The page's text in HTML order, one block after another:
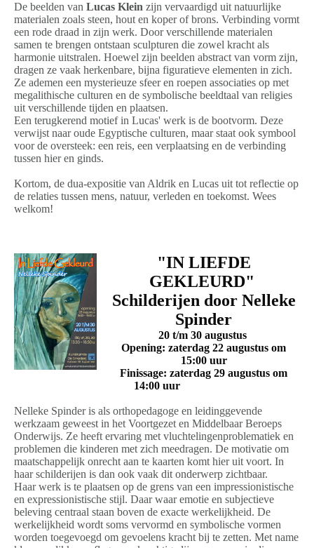
De beelden van Lucas Klein zijn vervaardigd uit natuurlijke
materialen zoals steen, hout en koper of brons. Verbinding vormt
een rode draad in zijn werk. Door verschillende materialen
samen te brengen ontstaan sculpturen die zowel kracht als
harmonie uitstralen. Hoewel zijn beelden abstract van vorm zijn,
dragen ze vaak herkenbare, bijna figuratieve elementen in zich.
Ze ademen een mysterieuze sfeer en roepen associaties op met
megalithische culturen en de symbolische beeldtaal van religies
uit verschillende tijden en plaatsen.
Een terugkerend motief in Lucas' werk is de bootvorm. Deze
verwijst naar oude Egyptische culturen, maar staat ook symbool
voor de oversteek: een reis, een verplaatsing en de verbinding
tussen hier en ginds.
Kortom, de dua-expositie van Aldrik en Lucas uit tot reflectie op
de relaties tussen mens, natuur, verleden en toekomst. Wees
welkom!
"IN LIEFDE
GEKLEURD"
Schilderijen door Nelleke
Spinder
20 t/m 30 augustus
Opening: zaterdag 22 augustus om
15:00 uur
Finissage: zaterdag 29 augustus om
14:00 uur
Nelleke Spinder is als orthopedagoge en leidinggevende
werkzaam geweest in het Voortgezet en Middelbaar Beroeps
Onderwijs. Ze heeft ervaring met vluchtelingenproblematiek en
problemen die kinderen met zich meedragen. De motivatie om
maatschappelijk onrecht aan te kaarten komt hier uit voort. In
haar schilderijen is dan ook vaak dit onderwerp zichtbaar.
Haar werk is te plaatsen op de grens van een impressionistische
en expressionistische stijl. Daar waar emotie en subjectieve
beleving centraal staan boven de exacte werkelijkheid. De
werkelijkheid wordt soms vervormd en symbolische vormen
worden toegevoegd om gevoelens kracht bij te zetten. Met name